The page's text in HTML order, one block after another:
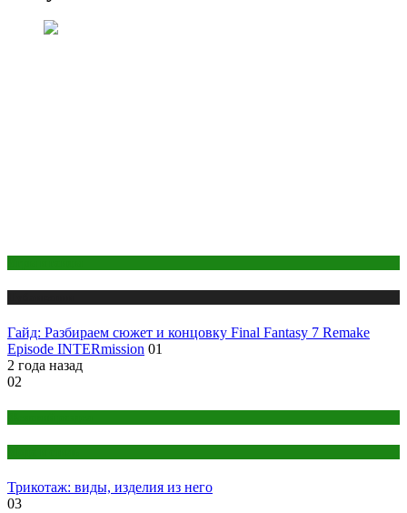
Гайд: Разбираем сюжет и концовку Final Fantasy 7 Remake
Episode INTERmission 01
2 года назад
02
Трикотаж: виды, изделия из него
03